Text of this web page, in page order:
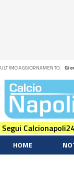
ULTIMO AGGIORNAMENTO:
Segui
HOME